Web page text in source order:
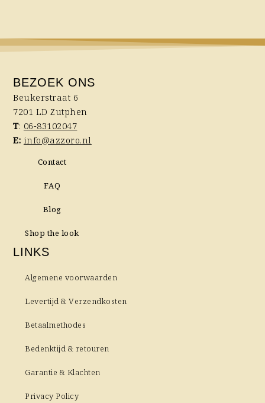
BEZOEK ONS
Beukerstraat 6
7201 LD Zutphen
T: 06-83102047
E: info@azzoro.nl
Contact
FAQ
Blog
Shop the look
LINKS
Algemene voorwaarden
Levertijd & Verzendkosten
Betaalmethodes
Bedenktijd & retouren
Garantie & Klachten
Privacy Policy